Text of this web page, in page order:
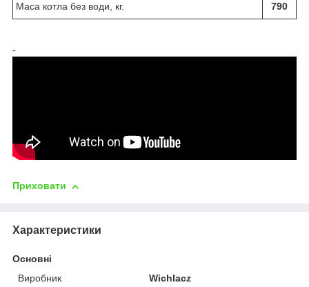
Маса котла без води, кг. 790
-
Приховати
Характеристики
Основні
Виробник
Wichlacz